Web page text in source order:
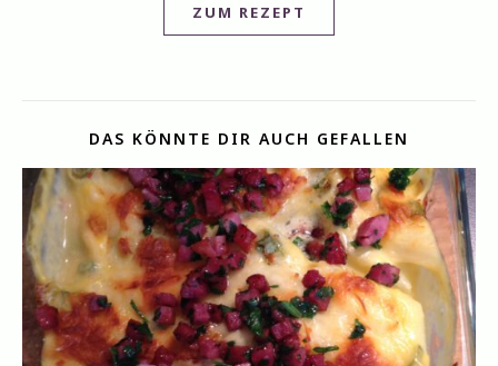
ZUM REZEPT
DAS KÖNNTE DIR AUCH GEFALLEN